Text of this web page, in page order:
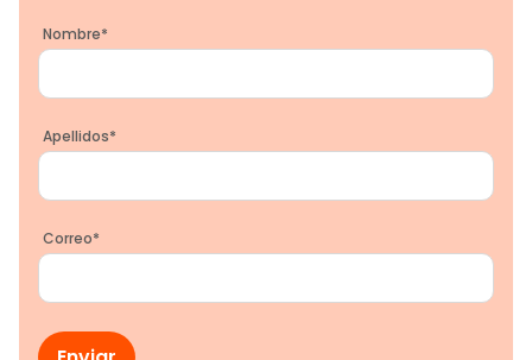
Nombre*
Apellidos*
Correo*